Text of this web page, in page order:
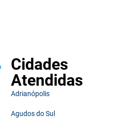
Cidades
Atendidas
Adrianópolis
Agudos do Sul